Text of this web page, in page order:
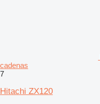
cadenas
7
Hitachi ZX120